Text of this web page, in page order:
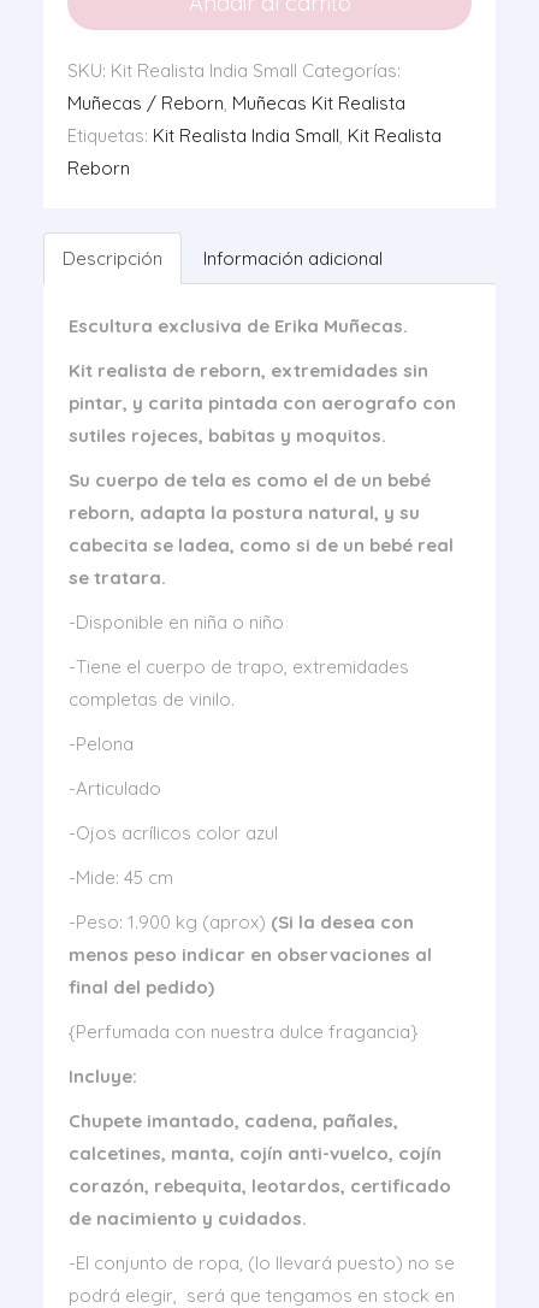
Small
SKU: Kit Realista India Small Categorías:
Muñecas / Reborn, Muñecas Kit Realista
Etiquetas: Kit Realista India Small, Kit Realista
Reborn
Descripción Información adicional
Escultura exclusiva de Erika Muñecas.
Kit realista de reborn, extremidades sin
pintar, y carita pintada con aerografo con
sutiles rojeces, babitas y moquitos.
Su cuerpo de tela es como el de un bebé
reborn, adapta la postura natural, y su
cabecita se ladea, como si de un bebé real
se tratara.
-Disponible en niña o niño
-Tiene el cuerpo de trapo, extremidades
completas de vinilo.
-Pelona
-Articulado
-Ojos acrílicos color azul
-Mide: 45 cm
-Peso: 1.900 kg (aprox) (Si la desea con
menos peso indicar en observaciones al
final del pedido)
{Perfumada con nuestra dulce fragancia}
Incluye:
Chupete imantado, cadena, pañales,
calcetines, manta, cojín anti-vuelco, cojín
corazón, rebequita, leotardos, certificado
de nacimiento y cuidados.
-El conjunto de ropa, (lo llevará puesto) no se
podrá elegir, será que tengamos en stock en